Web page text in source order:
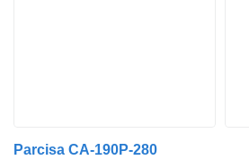
Parcisa CA-190P-280